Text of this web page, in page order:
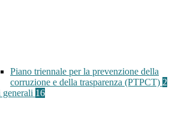
Piano triennale per la prevenzione della
corruzione e della trasparenza (PTPCT) 2
16